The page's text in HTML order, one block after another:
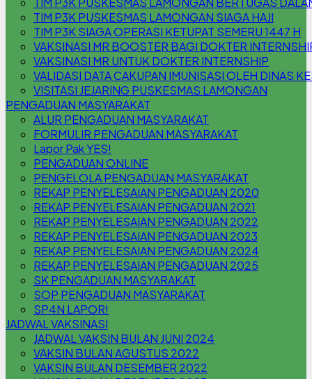
TIM P3K PUSKESMAS LAMONGAN SIAGA HAJI
TIM P3K SIAGA OPERASI KETUPAT SEMERU 1447 H
VAKSINASI MR BOOSTER BAGI DOKTER
VAKSINASI MR UNTUK DOKTER INTERNSHIP
VALIDASI DATA CAKUPAN IMUNISASI OLEH DINAS
VISITASI JEJARING PUSKESMAS LAMONGAN
PENGADUAN MASYARAKAT
ALUR PENGADUAN MASYARAKAT
FORMULIR PENGADUAN MASYARAKAT
Lapor Pak YES!
PENGADUAN ONLINE
PENGELOLA PENGADUAN MASYARAKAT
REKAP PENYELESAIAN PENGADUAN 2020
REKAP PENYELESAIAN PENGADUAN 2021
REKAP PENYELESAIAN PENGADUAN 2022
REKAP PENYELESAIAN PENGADUAN 2023
REKAP PENYELESAIAN PENGADUAN 2024
REKAP PENYELESAIAN PENGADUAN 2025
SK PENGADUAN MASYARAKAT
SOP PENGADUAN MASYARAKAT
SP4N LAPOR!
JADWAL VAKSINASI
JADWAL VAKSIN BULAN JUNI 2024
VAKSIN BULAN AGUSTUS 2022
VAKSIN BULAN DESEMBER 2022